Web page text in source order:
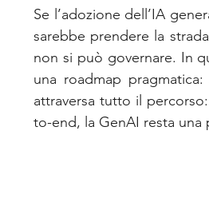
Se l’adozione dell’IA
sarebbe prendere la
non si può governare. In
una roadmap
attraversa tutto il
to-end, la GenAI resta una